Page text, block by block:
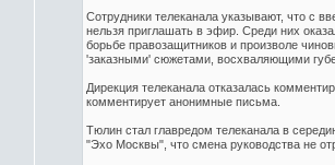
Сотрудники телеканала указывают, что с
нельзя приглашать в эфир. Среди них
борьбе правозащитников и произволе
'заказными' сюжетами, восхваляющими
Дирекция телеканала отказалась
комментирует анонимные письма.
Тюлин стал главредом телеканала в
"Эхо Москвы", что смена руководства не